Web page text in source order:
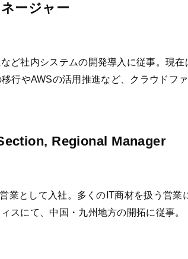
ージャー
ど社内システムの開発導入に従事。現
行やAWSの活用推進など、クラウドファ
Regional Manager
業として入社。多くのIT商材を扱う営
スにて、中国・九州地方の開拓に従事。